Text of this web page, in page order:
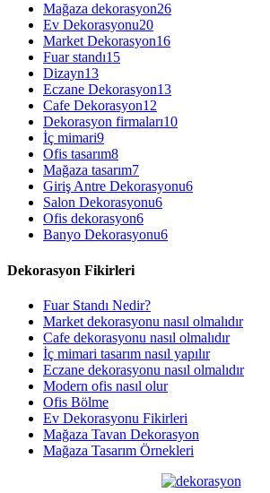
Mağaza dekorasyon26
Ev Dekorasyonu20
Market Dekorasyon16
Fuar standı15
Dizayn13
Eczane Dekorasyon13
Cafe Dekorasyon12
Dekorasyon firmaları10
İç mimari9
Ofis tasarım8
Mağaza tasarım7
Giriş Antre Dekorasyonu6
Salon Dekorasyonu6
Ofis dekorasyon6
Banyo Dekorasyonu6
Dekorasyon Fikirleri
Fuar Standı Nedir?
Market dekorasyonu nasıl olmalıdır
Cafe dekorasyonu nasıl olmalıdır
İç mimari tasarım nasıl yapılır
Eczane dekorasyonu nasıl olmalıdır
Modern ofis nasıl olur
Ofis Bölme
Ev Dekorasyonu Fikirleri
Mağaza Tavan Dekorasyon
Mağaza Tasarım Örnekleri